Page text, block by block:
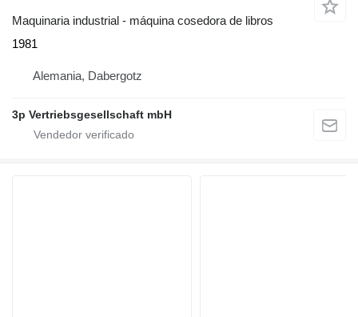
Maquinaria industrial - máquina cosedora de libros
1981
Alemania, Dabergotz
3p Vertriebsgesellschaft mbH